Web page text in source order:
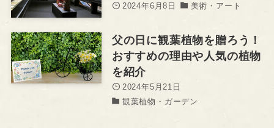
2024年6月8日 美術・アート
父の日に観葉植物を贈ろう！
おすすめの理由や人気の植物
を紹介
2024年5月21日
観葉植物・ガーデン